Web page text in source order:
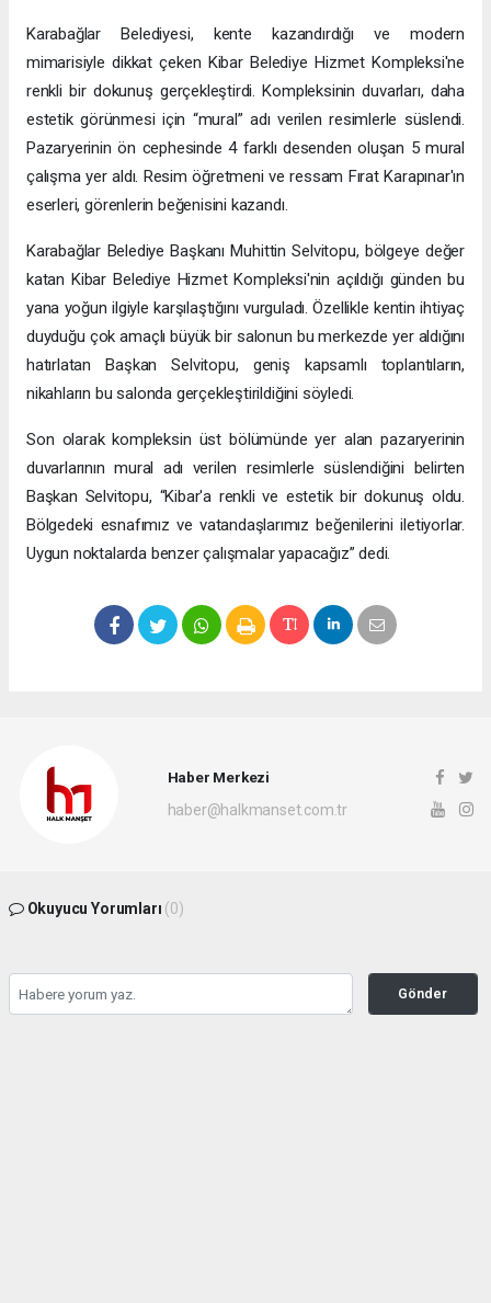
Karabağlar Belediyesi, kente kazandırdığı ve modern
mimarisiyle dikkat çeken Kibar Belediye Hizmet Kompleksi'ne
renkli bir dokunuş gerçekleştirdi. Kompleksinin duvarları, daha
estetik görünmesi için “mural” adı verilen resimlerle süslendi.
Pazaryerinin ön cephesinde 4 farklı desenden oluşan 5 mural
çalışma yer aldı. Resim öğretmeni ve ressam Fırat Karapınar'ın
eserleri, görenlerin beğenisini kazandı.
Karabağlar Belediye Başkanı Muhittin Selvitopu, bölgeye değer
katan Kibar Belediye Hizmet Kompleksi'nin açıldığı günden bu
yana yoğun ilgiyle karşılaştığını vurguladı. Özellikle kentin ihtiyaç
duyduğu çok amaçlı büyük bir salonun bu merkezde yer aldığını
hatırlatan Başkan Selvitopu, geniş kapsamlı toplantıların,
nikahların bu salonda gerçekleştirildiğini söyledi.
Son olarak kompleksin üst bölümünde yer alan pazaryerinin
duvarlarının mural adı verilen resimlerle süslendiğini belirten
Başkan Selvitopu, “Kibar'a renkli ve estetik bir dokunuş oldu.
Bölgedeki esnafımız ve vatandaşlarımız beğenilerini iletiyorlar.
Uygun noktalarda benzer çalışmalar yapacağız” dedi.
Haber Merkezi
haber@halkmanset.com.tr
Okuyucu Yorumları (0)
Gönder